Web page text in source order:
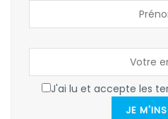
J'ai lu et accepte les
JE